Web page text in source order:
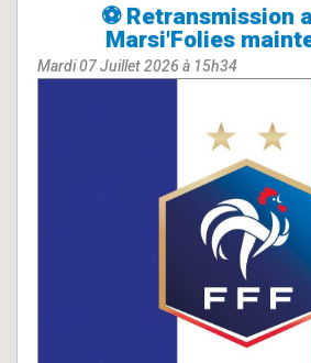
⚽ Retransmission
Marsi'Folies
Mardi 07 Juillet 2026 à 15h34